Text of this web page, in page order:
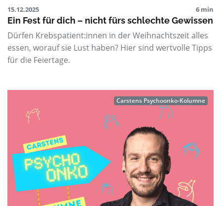
15.12.2025 6 min
Ein Fest für dich – nicht fürs schlechte Gewissen
Dürfen Krebspatient:innen in der Weihnachtszeit alles
essen, worauf sie Lust haben? Hier sind wertvolle Tipps
für die Feiertage.
Carstens Psychoonko-Kolumne